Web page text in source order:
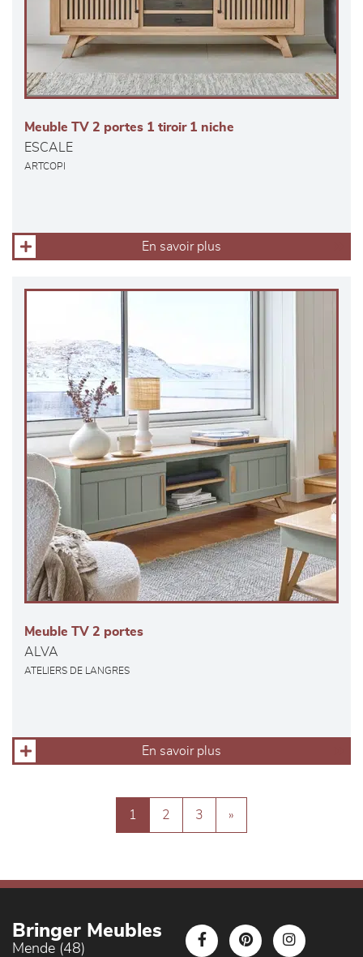
Meuble TV 2 portes 1 tiroir 1 niche
ESCALE
ARTCOPI
En savoir plus
Meuble TV 2 portes
ALVA
ATELIERS DE LANGRES
En savoir plus
1 2 3 »
Bringer Meubles
Mende (48)